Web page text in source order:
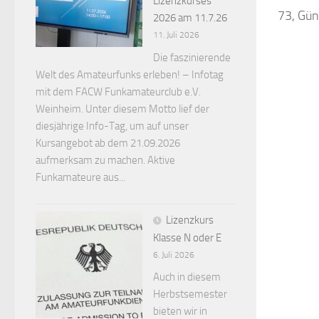
73,
2026 am 11.7.26
11. Juli 2026
Die faszinierende
Welt des Amateurfunks erleben! – Infotag
mit dem FACW Funkamateurclub e.V.
Weinheim. Unter diesem Motto lief der
diesjährige Info-Tag, um auf unser
Kursangebot ab dem 21.09.2026
aufmerksam zu machen. Aktive
Funkamateure aus...
Lizenzkurs
Klasse N oder E
6. Juli 2026
Auch in diesem
Herbstsemester
bieten wir in